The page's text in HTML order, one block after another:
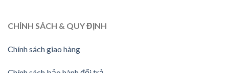
CHÍNH SÁCH & QUY ĐỊNH
Chính sách giao hàng